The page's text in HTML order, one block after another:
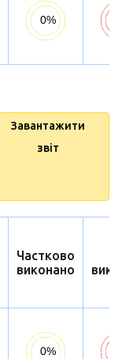
Завантажити
звіт
Частково
виконано